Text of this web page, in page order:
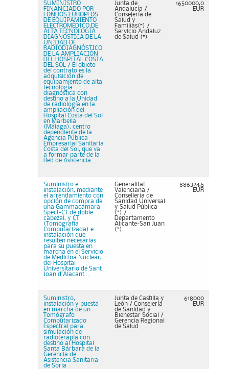
SUMINISTRO
FINANCIADO POR
FONDOS EUROPEOS
DE EQUIPAMIENTO
ELECTROMÉDICO DE
ALTA TECNOLOGÍA
DIAGNÓSTICA DE LA
UNIDAD DE
RADIODIAGNÓSTICO
DE LA AMPLIACIÓN
DEL HOSPITAL COSTA
DEL SOL / El objeto
del contrato es la
adquisición de
equipamiento de alta
tecnología
diagnóstica con
destino a la Unidad
de radiología en la
ampliación del
Hospital Costa del Sol
en Marbella
(Málaga), centro
dependiente de la
Agencia Pública
Empresarial Sanitaria
Costa del Sol, que va
a formar parte de la
Red de Asistencia...
Junta de
Andalucía /
Consejería de
Salud y
Familias(*) /
Servicio Andaluz
de Salud (*)
1650000,0
EUR
Suministro e
instalación, mediante
el arrendamiento con
opción de compra de
una Gammacámara
Spect-CT de doble
cabezal, y CT
(Tomografía
Computarizada) e
instalación que
resulten necesarias
para su puesta en
marcha en el Servicio
de Medicina Nuclear,
del Hospital
Universitario de Sant
Joan d’Alacant ...
Generalitat
Valenciana /
Conselleria de
Sanidad Universal
y Salud Pública
(*) /
Departamento
Alicante-San Juan
(*)
886324,5
EUR
Suministro,
instalación y puesta
en marcha de un
Tomógrafo
Computarizado
Espectral para
simulación de
radioterapia con
destino al Hospital
Santa Bárbara de la
Gerencia de
Asistencia Sanitaria
de Soria
Junta de Castilla y
León / Consejería
de Sanidad y
Bienestar Social /
Gerencia Regional
de Salud
618000
EUR